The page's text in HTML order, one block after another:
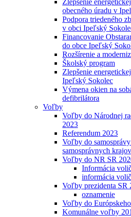
Zlepšenie
obecného úradu v
Podpora triedeného
v obci Ipeľský
Financovanie
do obce Ipeľský
Rozšírenie a
Školský program
Zlepšenie
Ipeľský Sokolec
Výmena okien na
defibrilátora
Voľby
Voľby do Národnej
2023
Referendum 2023
Voľby do
samosprávnych
Voľby do NR SR
Informácia
informácia
Voľby prezidenta SR
oznamenie
Voľby do
Komunálne voľby